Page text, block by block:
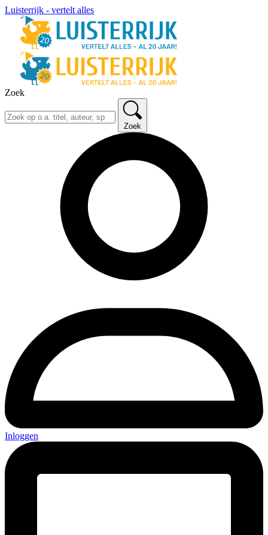
Luisterrijk - vertelt alles
Zoek
Zoek
Inloggen